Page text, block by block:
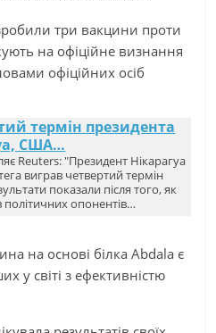
три вакцини проти
на офіційне визнання
офіційних осіб
термін президента
США…
Reuters: "Президент Нікарагуа
виграв четвертий термін
показали після того, як
політичних опонентів…
на основі білка Abdala є
у світі з ефективністю